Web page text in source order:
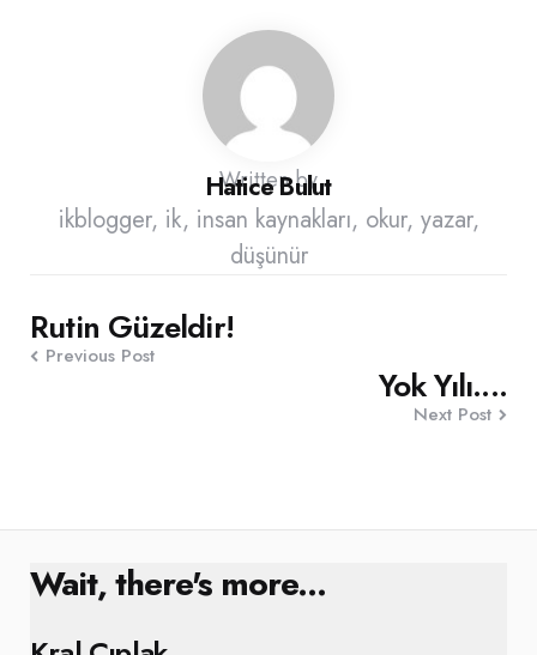
Written by
Hatice Bulut
ikblogger, ik, insan kaynakları, okur, yazar,
düşünür
Post
navigation
Rutin Güzeldir!
Previous Post
Yok Yılı....
Next Post
Wait, there's more...